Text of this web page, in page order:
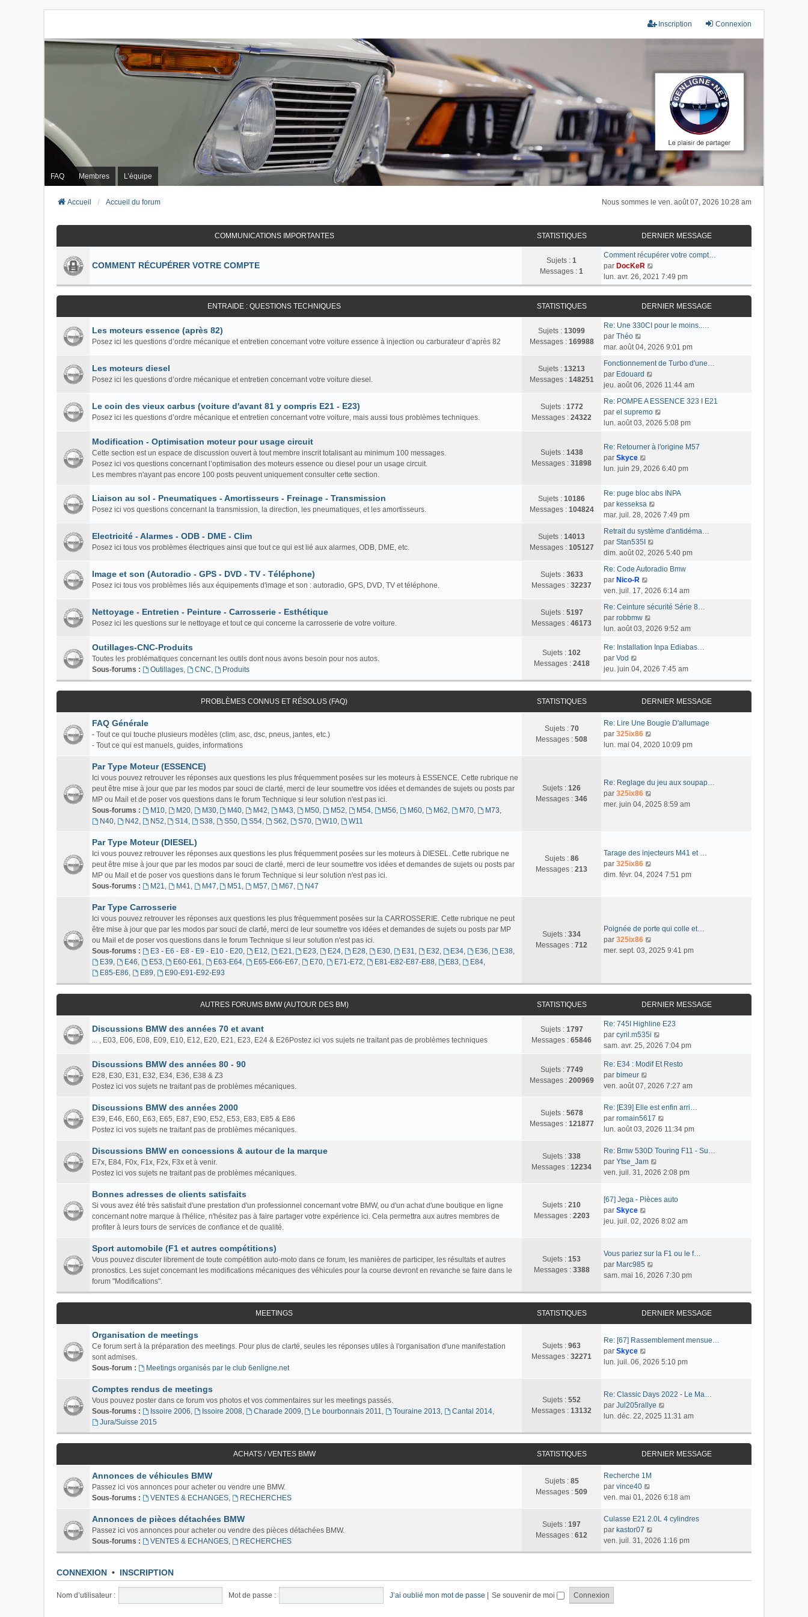
Connexion
Inscription
FAQ Membres L’équipe
Nous sommes le ven. août 07, 2026 10:28 am
Accueil Accueil du forum
COMMUNICATIONS IMPORTANTES STATISTIQUES DERNIER MESSAGE
COMMENT RÉCUPÉRER VOTRE COMPTE Sujets : 1
Messages : 1
Comment récupérer votre compt…
par DocKeR
o
n
s
u
l
t
r
l
d
r
n
i
r
e
s
a
g
lun. avr. 26, 2021 7:49 pm
ENTRAIDE : QUESTIONS TECHNIQUES STATISTIQUES DERNIER MESSAGE
Les moteurs essence (après 82)
Posez ici les questions d’ordre mécanique et entretien concernant votre voiture essence à injection ou carburateur d’après 82
Sujets : 13099
Messages : 169988
Re: Une 330CI pour le moins..…
par Théo
o
s
u
l
t
e
e
d
e
i
e
r
m
e
s
a
g
e
mar. août 04, 2026 9:01 pm
Les moteurs diesel
Posez ici les questions d’ordre mécanique et entretien concernant votre voiture diesel.
Sujets : 13213
Messages : 148251
Fonctionnement de Turbo d'une…
par Edouard
o
s
u
l
e
l
d
e
r
i
e
r
m
s
a
e
jeu. août 06, 2026 11:44 am
Le coin des vieux carbus (voiture d'avant 81 y compris E21 - E23)
Posez ici les questions d’ordre mécanique et entretien concernant votre voiture, mais aussi tous problèmes techniques.
Sujets : 1772
Messages : 24322
Re: POMPE A ESSENCE 323 I E21
par el supremo
o
s
l
r
e
d
r
i
r
m
s
a
e
lun. août 03, 2026 5:08 pm
Modification - Optimisation moteur pour usage circuit
Cette section est un espace de discussion ouvert à tout membre inscrit totalisant au minimum 100 messages.
Posez ici vos questions concernant l’optimisation des moteurs essence ou diesel pour un usage circuit.
Les membres n'ayant pas encore 100 posts peuvent uniquement consulter cette section.
Sujets : 1438
Messages : 31898
Re: Retourner à l'origine M57
par Skyce
o
s
u
l
e
r
l
e
d
e
n
i
e
m
s
g
lun. juin 29, 2026 6:40 pm
Liaison au sol - Pneumatiques - Amortisseurs - Freinage - Transmission
Posez ici vos questions concernant la transmission, la direction, les pneumatiques, et les amortisseurs.
Sujets : 10186
Messages : 104824
Re: puge bloc abs INPA
par kesseksa
o
s
l
t
r
e
e
r
i
m
s
a
mar. juil. 28, 2026 7:49 pm
Electricité - Alarmes - ODB - DME - Clim
Posez ici tous vos problèmes électriques ainsi que tout ce qui est lié aux alarmes, ODB, DME, etc.
Sujets : 14013
Messages : 105127
Retrait du système d'antidéma…
par Stan535I
o
s
l
t
r
e
e
r
n
i
e
r
e
a
e
dim. août 02, 2026 5:40 pm
Image et son (Autoradio - GPS - DVD - TV - Téléphone)
Posez ici tous vos problèmes liés aux équipements d'image et son : autoradio, GPS, DVD, TV et téléphone.
Sujets : 3633
Messages : 32237
Re: Code Autoradio Bmw
par Nico-R
o
s
u
l
t
r
d
r
n
i
e
s
s
ven. juil. 17, 2026 6:14 am
Nettoyage - Entretien - Peinture - Carrosserie - Esthétique
Posez ici les questions sur le nettoyage et tout ce qui concerne la carrosserie de votre voiture.
Sujets : 5197
Messages : 46173
Re: Ceinture sécurité Série 8…
par robbmw
o
s
l
t
e
r
l
e
e
i
r
a
e
lun. août 03, 2026 9:52 am
Outillages-CNC-Produits
Toutes les problématiques concernant les outils dont nous avons besoin pour nos autos.
Sous-forums :
Outillages, CNC, Produits
Sujets : 102
Messages : 2418
Re: Installation Inpa Ediabas…
par Vod
o
n
s
l
t
e
r
e
r
n
m
e
s
jeu. juin 04, 2026 7:45 am
PROBLÈMES CONNUS ET RÉSOLUS (FAQ) STATISTIQUES DERNIER MESSAGE
FAQ Générale
- Tout ce qui touche plusieurs modèles (clim, asc, dsc, pneus, jantes, etc.)
- Tout ce qui est manuels, guides, informations
Sujets : 70
Messages : 508
Re: Lire Une Bougie D'allumage
par 325ix86
o
l
e
d
r
m
s
g
e
lun. mai 04, 2020 10:09 pm
Par Type Moteur (ESSENCE)
Ici vous pouvez retrouver les réponses aux questions les plus fréquemment posées sur les moteurs à ESSENCE. Cette rubrique ne
peut être mise à jour que par les modos par souci de clarté, merci de leur soumettre vos idées et demandes de sujets ou posts par
MP ou Mail et de poser vos questions dans le forum Technique si leur solution n'est pas ici.
Sous-forums :
M10, M20, M30, M40, M42, M43, M50, M52, M54, M56, M60, M62, M70, M73,
N40, N42, N52, S14, S38, S50, S54, S62, S70, W10, W11
Sujets : 126
Messages : 346
Re: Reglage du jeu aux soupap…
par 325ix86
o
t
r
r
i
s
s
a
g
mer. juin 04, 2025 8:59 am
Par Type Moteur (DIESEL)
Ici vous pouvez retrouver les réponses aux questions les plus fréquemment posées sur les moteurs à DIESEL. Cette rubrique ne
peut être mise à jour que par les modos par souci de clarté, merci de leur soumettre vos idées et demandes de sujets ou posts par
MP ou Mail et de poser vos questions dans le forum Technique si leur solution n'est pas ici.
Sous-forums :
M21, M41, M47, M51, M57, M67, N47
Sujets : 86
Messages : 213
Tarage des injecteurs M41 et …
par 325ix86
o
t
r
d
e
r
n
i
e
r
e
s
g
e
dim. févr. 04, 2024 7:51 pm
Par Type Carrosserie
Ici vous pouvez retrouver les réponses aux questions les plus fréquemment posées sur la CARROSSERIE. Cette rubrique ne peut
être mise à jour que par les modos par souci de clarté, merci de leur soumettre vos idées et demandes de sujets ou posts par MP
ou Mail et de poser vos questions dans le forum Technique si leur solution n'est pas ici.
Sous-forums :
E3 - E6 - E8 - E9 - E10 - E20, E12, E21, E23, E24, E28, E30, E31, E32, E34, E36, E38,
E39, E46, E53, E60-E61, E63-E64, E65-E66-E67, E70, E71-E72, E81-E82-E87-E88, E83, E84,
E85-E86, E89, E90-E91-E92-E93
Sujets : 334
Messages : 712
Poignée de porte qui colle et…
par 325ix86
o
u
l
t
e
r
e
e
n
e
r
m
s
a
e
mer. sept. 03, 2025 9:41 pm
AUTRES FORUMS BMW (AUTOUR DES BM) STATISTIQUES DERNIER MESSAGE
Discussions BMW des années 70 et avant
... , E03, E06, E08, E09, E10, E12, E20, E21, E23, E24 & E26Postez ici vos sujets ne traitant pas de problèmes techniques
Sujets : 1797
Messages : 65846
Re: 745I Highline E23
par cyril.m535i
o
s
l
e
r
l
d
r
i
r
s
a
e
sam. avr. 25, 2026 7:04 pm
Discussions BMW des années 80 - 90
E28, E30, E31, E32, E34, E36, E38 & Z3
Postez ici vos sujets ne traitant pas de problèmes mécaniques.
Sujets : 7749
Messages : 200969
Re: E34 : Modif Et Resto
par bimeur
o
s
u
l
e
r
l
e
n
r
m
e
s
s
a
g
ven. août 07, 2026 7:27 am
Discussions BMW des années 2000
E39, E46, E60, E63, E65, E87, E90, E52, E53, E83, E85 & E86
Postez ici vos sujets ne traitant pas de problèmes mécaniques.
Sujets : 5678
Messages : 121877
Re: [E39] Elle est enfin arri…
par romain5617
o
s
l
r
e
r
e
r
m
e
s
g
lun. août 03, 2026 11:34 pm
Discussions BMW en concessions & autour de la marque
E7x, E84, F0x, F1x, F2x, F3x et à venir.
Postez ici vos sujets ne traitant pas de problèmes mécaniques.
Sujets : 338
Messages : 12234
Re: Bmw 530D Touring F11 - Su…
par Ytse_Jam
o
u
t
l
d
e
r
n
i
r
e
a
g
e
ven. juil. 31, 2026 2:08 pm
Bonnes adresses de clients satisfaits
Si vous avez été très satisfait d'une prestation d'un professionnel concernant votre BMW, ou d'un achat d'une boutique en ligne
concernant notre marque à l'hélice, n'hésitez pas à faire partager votre expérience ici. Cela permettra aux autres membres de
profiter à leurs tours de services de confiance et de qualité.
Sujets : 210
Messages : 2203
[67] Jega - Pièces auto
par Skyce
o
u
l
t
e
e
n
r
m
e
g
jeu. juil. 02, 2026 8:02 am
Sport automobile (F1 et autres compétitions)
Vous pouvez discuter librement de toute compétition auto-moto dans ce forum, les manières de participer, les résultats et autres
pronostics. Les sujet concernant les modifications mécaniques des véhicules pour la course devront en revanche se faire dans le
forum "Modifications".
Sujets : 153
Messages : 3388
Vous pariez sur la F1 ou le f…
par Marc985
o
l
e
l
e
r
n
m
a
e
sam. mai 16, 2026 7:30 pm
MEETINGS STATISTIQUES DERNIER MESSAGE
Organisation de meetings
Ce forum sert à la préparation des meetings. Pour plus de clarté, seules les réponses utiles à l'organisation d'une manifestation
sont admises.
Sous-forum :
Meetings organisés par le club 6enligne.net
Sujets : 963
Messages : 32271
Re: [67] Rassemblement mensue…
par Skyce
o
u
l
t
e
e
r
n
e
r
m
lun. juil. 06, 2026 5:10 pm
Comptes rendus de meetings
Vous pouvez poster dans ce forum vos photos et vos commentaires sur les meetings passés.
Sous-forums :
Issoire 2006, Issoire 2008, Charade 2009, Le bourbonnais 2011, Touraine 2013, Cantal 2014,
Jura/Suisse 2015
Sujets : 552
Messages : 13132
Re: Classic Days 2022 - Le Ma…
par Jul205rallye
o
l
l
d
r
lun. déc. 22, 2025 11:31 am
ACHATS / VENTES BMW STATISTIQUES DERNIER MESSAGE
Annonces de véhicules BMW
Passez ici vos annonces pour acheter ou vendre une BMW.
Sous-forums :
VENTES & ECHANGES, RECHERCHES
Sujets : 85
Messages : 509
Recherche 1M
par vince40
o
s
u
l
t
l
ven. mai 01, 2026 6:18 am
Annonces de pièces détachées BMW
Passez ici vos annonces pour acheter ou vendre des pièces détachées BMW.
Sous-forums :
VENTES & ECHANGES, RECHERCHES
Sujets : 197
Messages : 612
Culasse E21 2.0L 4 cylindres
par kastor07
o
n
l
ven. juil. 31, 2026 1:16 pm
CONNEXION • INSCRIPTION
Nom d’utilisateur : Mot de passe : J’ai oublié mon mot de passe Se souvenir de moi